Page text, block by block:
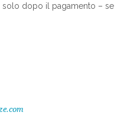
solo dopo il pagamento – se